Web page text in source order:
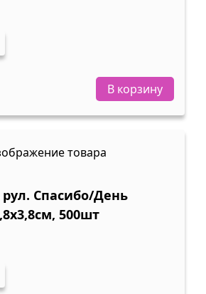
В корзину
Спасибо/День
500шт